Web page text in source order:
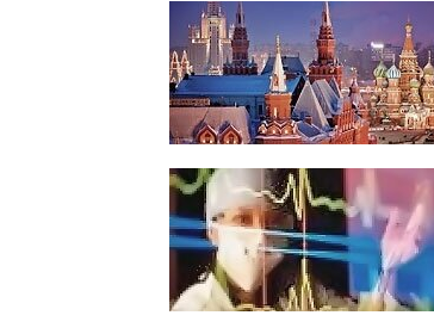
и противодействия коррупции г. Москвы